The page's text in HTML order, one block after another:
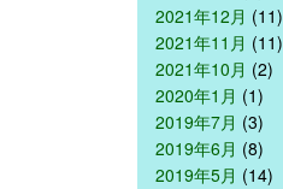
2021年12月 (11)
2021年11月 (11)
2021年10月 (2)
2020年1月 (1)
2019年7月 (3)
2019年6月 (8)
2019年5月 (14)